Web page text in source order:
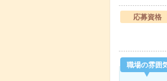
応募資格
職場の雰囲